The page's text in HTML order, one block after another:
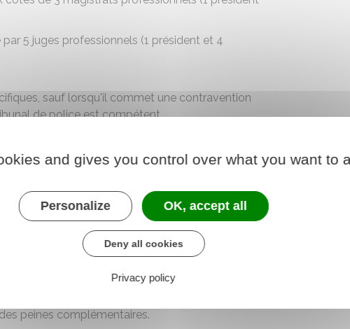
5 juges professionnels (1 président et 4
sauf lorsqu'il commet une contravention
de police est compétent.
.
(par exemple, une conduite avec un permis
commis par des personnes majeures.
peine d'
emprisonnement(ou une
peines complémentaires.
and gives you control over what you want to
Personalize OK, accept all
Deny all cookies
Privacy policy